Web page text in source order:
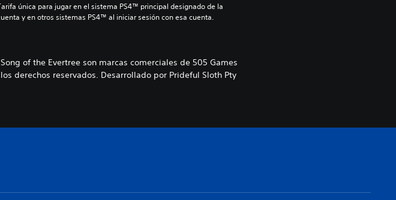
única para jugar en el sistema PS4™ principal designado de la
y en otros sistemas PS4™ al iniciar sesión con esa cuenta.
of the Evertree son marcas comerciales de 505 Games
derechos reservados. Desarrollado por Prideful Sloth Pty